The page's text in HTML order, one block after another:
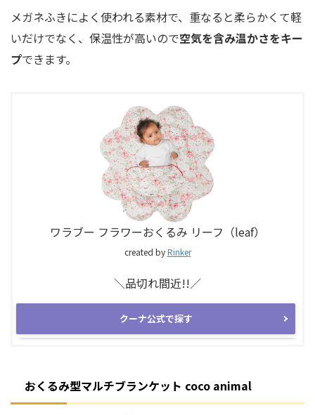
メガネふきによく使われる素材で、重なると柔らかくて軽
いだけでなく、保温性が高いので空気を含み温かさをキー
プできます。
ワラブー フラワーおくるみ リーフ（leaf）
created byRinker
＼品切れ間近!!／
クーナ公式で探す
おくるみ型マルチブランケット coco animal